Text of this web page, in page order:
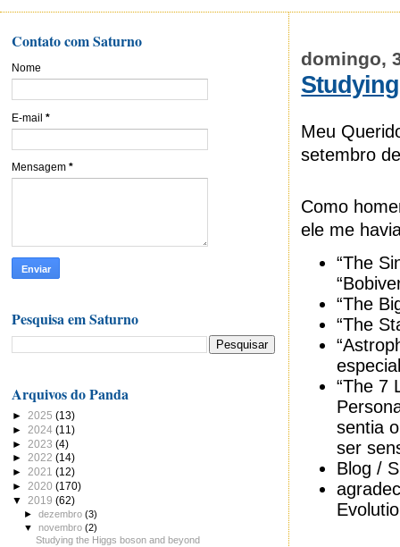
domingo,
Meu
setembro
Como
ele me
“The
“The
“The
“The 7
sentia
ser
Blog /
Contato com Saturno
Nome
E-mail *
Mensagem *
Pesquisa em Saturno
Arquivos do Panda
► 2025 (13)
► 2024 (11)
► 2023 (4)
► 2022 (14)
► 2021 (12)
► 2020 (170)
▼ 2019 (62)
►dezembro(3)
▼novembro(2)
Studying the Higgs boson and beyond